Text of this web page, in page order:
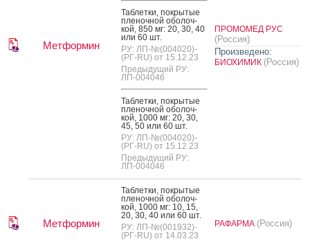
Метформин
Таб­летки, пок­ры­тые
пле­ноч­ной обо­лоч­
кой, 850 мг: 20, 30, 40
или 60 шт.
РУ: ЛП-№(004020)-
(РГ-RU) от 15.12.23
Предыдущий РУ:
ЛП-004046
Таб­летки, пок­ры­тые
пле­ноч­ной обо­лоч­
кой, 1000 мг: 20, 30,
45, 50 или 60 шт.
РУ: ЛП-№(004020)-
(РГ-RU) от 15.12.23
Предыдущий РУ:
ЛП-004046
ПРОМОМЕД РУС
(Россия)
Произведено:
БИОХИМИК (Россия)
Метформин
Таб­летки, пок­ры­тые
пле­ноч­ной обо­лоч­
кой, 1000 мг: 10, 15,
20, 30, 40 или 60 шт.
РУ: ЛП-№(001932)-
(РГ-RU) от 14.03.23
РАФАРМА (Россия)